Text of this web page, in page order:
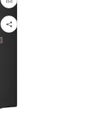
к
сравнению